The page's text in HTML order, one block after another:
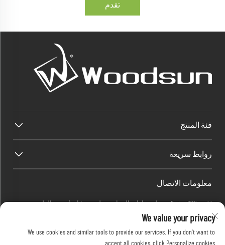
تقدم
فئة المنتج
روابط سريعة
معلومات الاتصال
Factory/Office add : منطقة داوانغ الصناعية، بلدة هيشان (جنوب الطريق
السريع الوطني الصيني 325)، يانغجيانغ، قوانغدونغ، الصين
البريد الإلكتروني:
اتصل بي+86-13376626036
We value your privacy
We use cookies and similar tools to provide our services. If you don't want to
accept all cookies, click Personalize cookies.